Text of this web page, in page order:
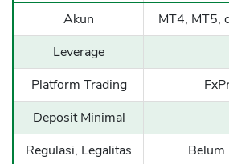
Akun
MT4, MT5,
Leverage
Platform Trading
Deposit Minimal
Regulasi, Legalitas
Belum